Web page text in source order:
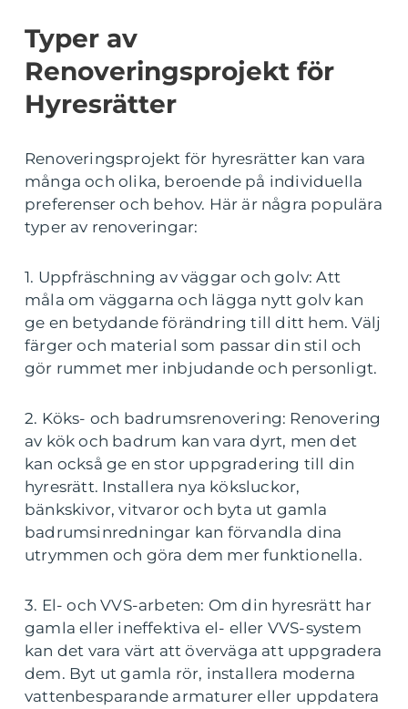
Typer av
Renoveringsprojekt för
Hyresrätter
Renoveringsprojekt för hyresrätter kan vara
många och olika, beroende på individuella
preferenser och behov. Här är några populära
typer av renoveringar:
1. Uppfräschning av väggar och golv: Att
måla om väggarna och lägga nytt golv kan
ge en betydande förändring till ditt hem. Välj
färger och material som passar din stil och
gör rummet mer inbjudande och personligt.
2. Köks- och badrumsrenovering: Renovering
av kök och badrum kan vara dyrt, men det
kan också ge en stor uppgradering till din
hyresrätt. Installera nya köksluckor,
bänkskivor, vitvaror och byta ut gamla
badrumsinredningar kan förvandla dina
utrymmen och göra dem mer funktionella.
3. El- och VVS-arbeten: Om din hyresrätt har
gamla eller ineffektiva el- eller VVS-system
kan det vara värt att överväga att uppgradera
dem. Byt ut gamla rör, installera moderna
vattenbesparande armaturer eller uppdatera